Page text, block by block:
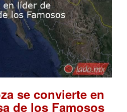
se convierte en
de los Famosos